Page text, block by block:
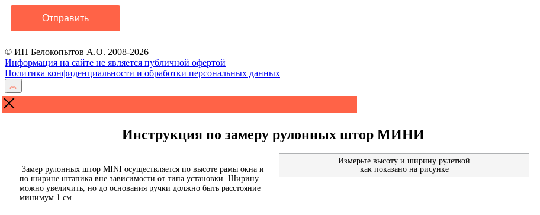
Отправить
© ИП Белокопытов А.О. 2008-2026
Информация на сайте не является публичной офертой
Политика конфиденциальности и обработки персональных данных
Инструкция по замеру рулонных штор МИНИ
Замер рулонных штор MINI осуществляется по высоте рамы окна и
по ширине штапика вне зависимости от типа установки. Ширину
можно увеличить, но до основания ручки должно быть расстояние
минимум 1 см.
Измерьте высоту и ширину рулеткой
как показано на рисунке